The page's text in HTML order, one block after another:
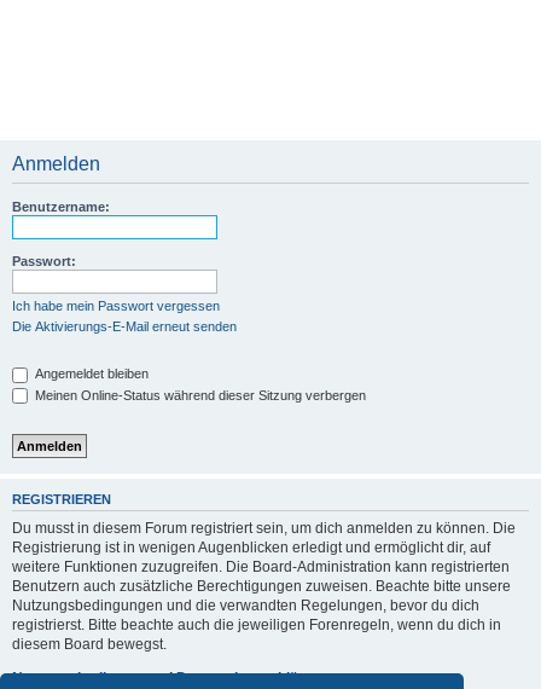
Anmelden
Benutzername:
Passwort:
Ich habe mein Passwort vergessen
Die Aktivierungs-E-Mail erneut senden
Angemeldet bleiben
Meinen Online-Status während dieser Sitzung verbergen
REGISTRIEREN
Du musst in diesem Forum registriert sein, um dich anmelden zu können. Die
Registrierung ist in wenigen Augenblicken erledigt und ermöglicht dir, auf
weitere Funktionen zuzugreifen. Die Board-Administration kann registrierten
Benutzern auch zusätzliche Berechtigungen zuweisen. Beachte bitte unsere
Nutzungsbedingungen und die verwandten Regelungen, bevor du dich
registrierst. Bitte beachte auch die jeweiligen Forenregeln, wenn du dich in
diesem Board bewegst.
Nutzungsbedingungen|Datenschutzerklärung